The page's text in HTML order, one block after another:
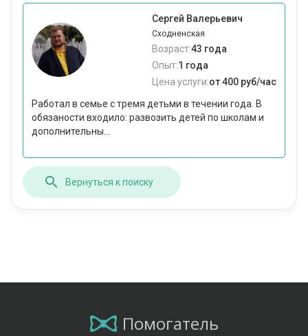
Сергей Валерьевич
Сходненская
Возраст:43 года
Опыт:1 года
Цена услуги:от 400 руб/час
Работал в семье с тремя детьми в течении года. В
обязаности входило: развозить детей по школам и
дополнительны...
Вернуться к поиску
Помогатель